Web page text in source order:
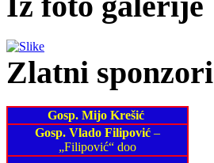
Zlatni sponzori
Gosp. Mijo Krešić
Gosp. Vlado Filipović –
„Filipović“ doo